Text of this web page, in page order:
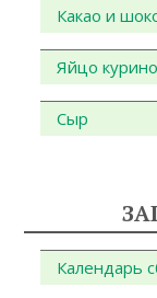
Какао и
Яйцо
Сыр
Календарь